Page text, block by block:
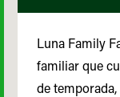
Luna Family
familiar que
de